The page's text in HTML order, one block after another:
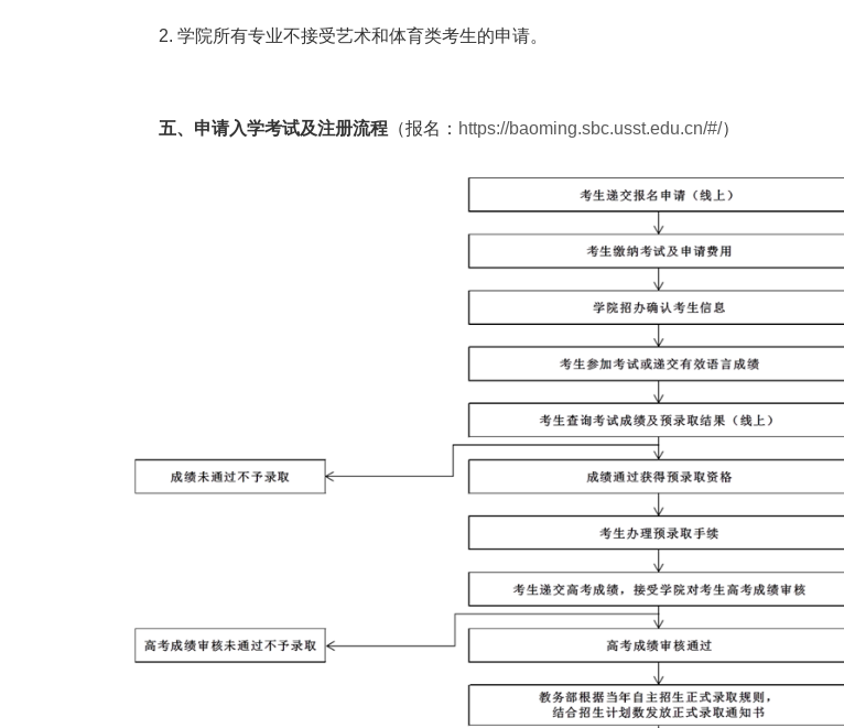
2. 学院所有专业不接受艺术和体育类考生的申请。
五、 申请入学考试及注册流程 （报名： https://baoming.sbc.usst.edu.cn/#/）